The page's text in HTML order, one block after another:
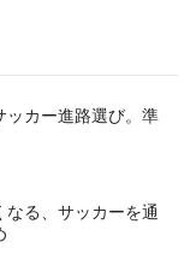
ッカー進路選び。準
る、サッカーを通